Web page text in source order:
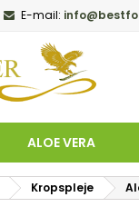
E-mail:
ALOE VERA
Kropspleje